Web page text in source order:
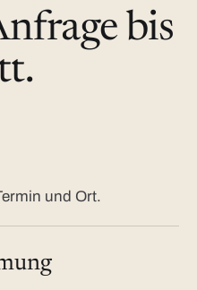
bis
und Ort.